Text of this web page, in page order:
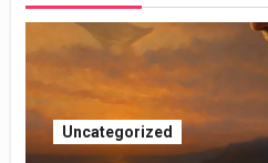
Uncategorized